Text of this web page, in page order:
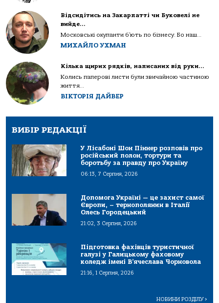
Відсидітись на Закарпатті чи Буковелі не
вийде…
Московські окупанти б’ють по бізнесу. Бо наш...
МИХАЙЛО УХМАН
Кілька щирих рядків, написаних від руки…
Колись паперові листи були звичайною частиною
життя...
ВІКТОРІЯ ДАЙВЕР
ВИБІР РЕДАКЦІЇ
У Лісабоні Шон Піннер розповів про
російський полон, тортури та
боротьбу за правду про Україну
06:13, 7 Серпня, 2026
Допомога Україні — це захист самої
Європи, – тернополянин в Італії
Олесь Городецький
21:02, 3 Серпня, 2026
Підготовка фахівців туристичної
галузі у Галицькому фаховому
коледж імені В’ячеслава Чорновола
21:16, 1 Серпня, 2026
НОВИНИ РОЗДІЛУ>